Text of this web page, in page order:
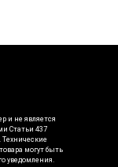
и не является
Статьи 437
Технические
могут быть
уведомления.